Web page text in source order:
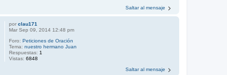
Saltar al mensaje
porclau171
Mar Sep 09, 2014 12:48 pm
Foro:Peticiones de Oración
Tema:nuestro hermano Juan
Respuestas: 1
Vistas:6848
Saltar al mensaje